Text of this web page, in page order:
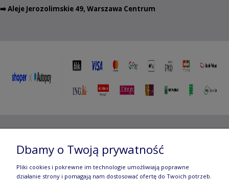
➡️ Aleje Jerozolimskie 49, Warszawa Centrum
Jerozolimskie 49, 00-696 Warszawa | e-mail:
manufaktura.com|
Dbamy o Twoją prywatność
Pliki cookies i pokrewne im technologie umożliwiają poprawne
działanie strony i pomagają nam dostosować ofertę do Twoich potrzeb.